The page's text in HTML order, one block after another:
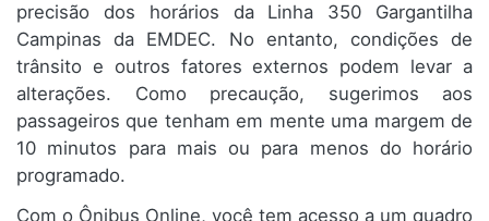
precisão dos horários da Linha 350 Gargantilha
Campinas da EMDEC. No entanto, condições de
trânsito e outros fatores externos podem levar a
alterações. Como precaução, sugerimos aos
passageiros que tenham em mente uma margem de
10 minutos para mais ou para menos do horário
programado.
Com o Ônibus Online, você tem acesso a um quadro